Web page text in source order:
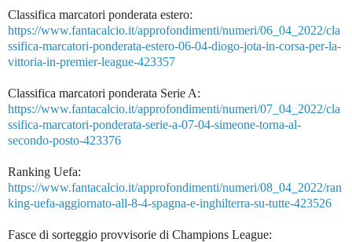
Classifica marcatori ponderata estero:
https://www.fantacalcio.it/approfondimenti/numeri/06_04_2022/cla
ssifica-marcatori-ponderata-estero-06-04-diogo-jota-in-corsa-per-la-
vittoria-in-premier-league-423357
Classifica marcatori ponderata Serie A:
https://www.fantacalcio.it/approfondimenti/numeri/07_04_2022/cla
ssifica-marcatori-ponderata-serie-a-07-04-simeone-torna-al-
secondo-posto-423376
Ranking Uefa:
https://www.fantacalcio.it/approfondimenti/numeri/08_04_2022/ran
king-uefa-aggiornato-all-8-4-spagna-e-inghilterra-su-tutte-423526
Fasce di sorteggio provvisorie di Champions League: